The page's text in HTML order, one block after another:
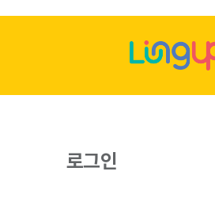
로그인